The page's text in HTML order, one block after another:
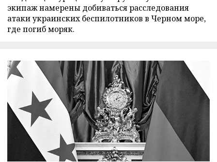
экипаж намерены добиваться расследования
атаки украинских беспилотников в Черном море,
где погиб моряк.